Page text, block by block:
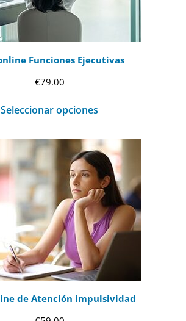
Funciones Ejecutivas
€79.00
Seleccionar opciones
de Atención impulsividad